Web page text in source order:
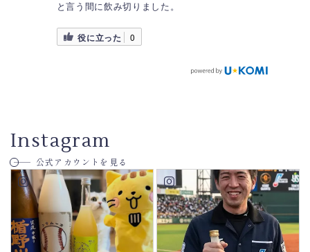
と言う間に飲み切りました。
役に立った 0
Instagram
公式アカウントを見る